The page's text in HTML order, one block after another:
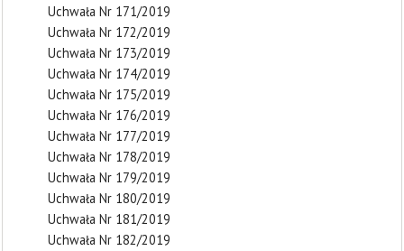
Uchwała Nr 171/2019
Uchwała Nr 172/2019
Uchwała Nr 173/2019
Uchwała Nr 174/2019
Uchwała Nr 175/2019
Uchwała Nr 176/2019
Uchwała Nr 177/2019
Uchwała Nr 178/2019
Uchwała Nr 179/2019
Uchwała Nr 180/2019
Uchwała Nr 181/2019
Uchwała Nr 182/2019